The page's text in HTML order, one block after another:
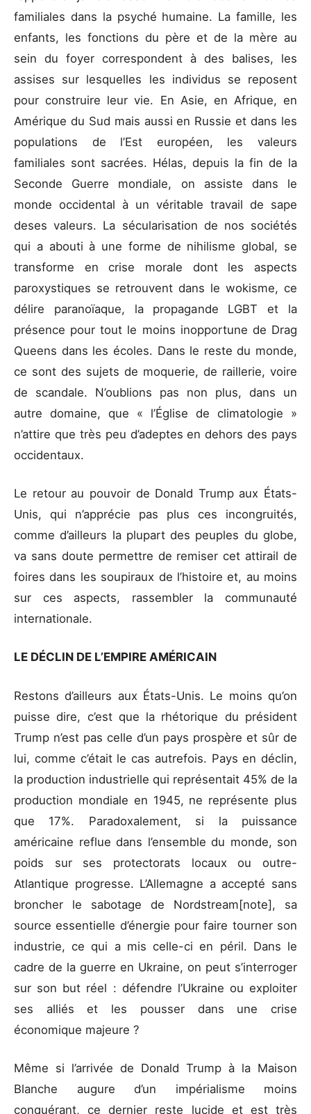
familiales dans la psyché humaine. La famille, les
enfants, les fonctions du père et de la mère au
sein du foyer correspondent à des balises, les
assises sur lesquelles les individus se reposent
pour construire leur vie. En Asie, en Afrique, en
Amérique du Sud mais aussi en Russie et dans les
populations de l’Est européen, les valeurs
familiales sont sacrées. Hélas, depuis la fin de la
Seconde Guerre mondiale, on assiste dans le
monde occidental à un véritable travail de sape
deses valeurs. La sécularisation de nos sociétés
qui a abouti à une forme de nihilisme global, se
transforme en crise morale dont les aspects
paroxystiques se retrouvent dans le wokisme, ce
délire paranoïaque, la propagande LGBT et la
présence pour tout le moins inopportune de Drag
Queens dans les écoles. Dans le reste du monde,
ce sont des sujets de moquerie, de raillerie, voire
de scandale. N’oublions pas non plus, dans un
autre domaine, que « l’Église de climatologie »
n’attire que très peu d’adeptes en dehors des pays
occidentaux.
Le retour au pouvoir de Donald Trump aux États-
Unis, qui n’apprécie pas plus ces incongruités,
comme d’ailleurs la plupart des peuples du globe,
va sans doute permettre de remiser cet attirail de
foires dans les soupiraux de l’histoire et, au moins
sur ces aspects, rassembler la communauté
internationale.
LE DÉCLIN DE L’EMPIRE AMÉRICAIN
Restons d’ailleurs aux États-Unis. Le moins qu’on
puisse dire, c’est que la rhétorique du président
Trump n’est pas celle d’un pays prospère et sûr de
lui, comme c’était le cas autrefois. Pays en déclin,
la production industrielle qui représentait 45% de la
production mondiale en 1945, ne représente plus
que 17%. Paradoxalement, si la puissance
américaine reflue dans l’ensemble du monde, son
poids sur ses protectorats locaux ou outre-
Atlantique progresse. L’Allemagne a accepté sans
broncher le sabotage de Nordstream[note], sa
source essentielle d’énergie pour faire tourner son
industrie, ce qui a mis celle-ci en péril. Dans le
cadre de la guerre en Ukraine, on peut s’interroger
sur son but réel : défendre l’Ukraine ou exploiter
ses alliés et les pousser dans une crise
économique majeure ?
Même si l’arrivée de Donald Trump à la Maison
Blanche augure d’un impérialisme moins
conquérant, ce dernier reste lucide et est très